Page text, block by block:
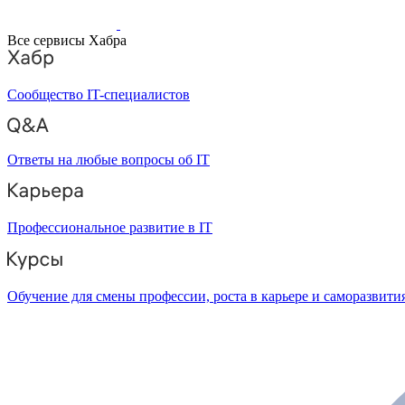
Все сервисы Хабра
Сообщество IT-специалистов
Ответы на любые вопросы об IT
Профессиональное развитие в IT
Обучение для смены профессии, роста в карьере и